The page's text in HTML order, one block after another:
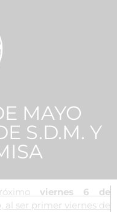
MAYO
S.D.M. Y
viernes 6 de
, al ser primer viernes de